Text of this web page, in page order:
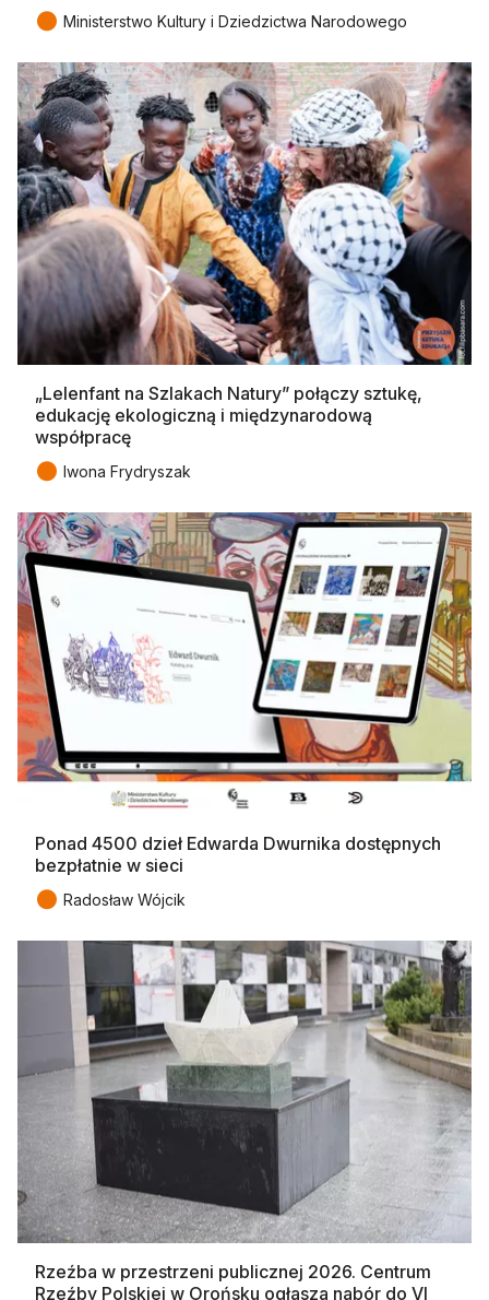
● Ministerstwo Kultury i Dziedzictwa Narodowego
„Lelenfant na Szlakach Natury” połączy sztukę,
edukację ekologiczną i międzynarodową
współpracę
● Iwona Frydryszak
Ponad 4500 dzieł Edwarda Dwurnika dostępnych
bezpłatnie w sieci
● Radosław Wójcik
Rzeźba w przestrzeni publicznej 2026. Centrum
Rzeźby Polskiej w Orońsku ogłasza nabór do VI